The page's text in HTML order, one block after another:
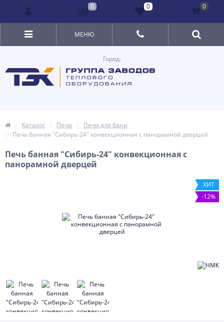
Город:
МЕНЮ
Каталог Печи
Печи для бани
Печь банная "Сибирь-24" конвекционная с панорамной дверцей
Печь банная "Сибирь-24" конвекционная с
панорамной дверцей
ХИТ
-12%
0 0 0